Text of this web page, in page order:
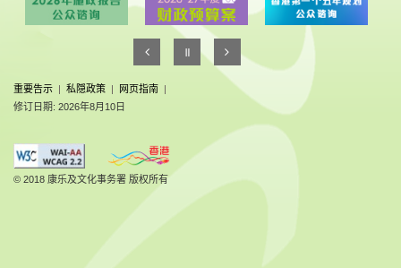
重要告示 | 私隠政策 | 网页指南 |
修订日期: 2026年8月10日
© 2018 康乐及文化事务署 版权所有